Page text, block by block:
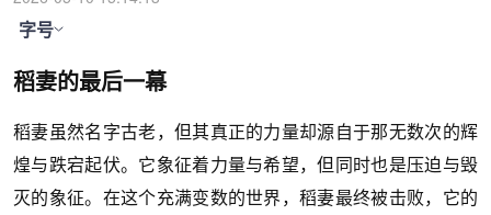
字号
稻妻的最后一幕
稻妻虽然名字古老，但其真正的力量却源自于那无数次的辉
煌与跌宕起伏。它象征着力量与希望，但同时也是压迫与毁
灭的象征。在这个充满变数的世界，稻妻最终被击败，它的